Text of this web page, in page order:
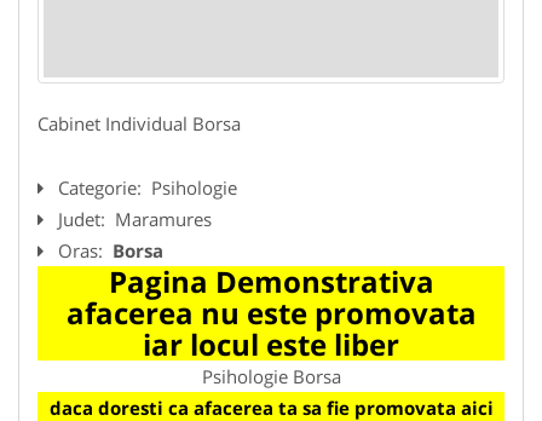
Cabinet Individual Borsa
Categorie: Psihologie
Judet: Maramures
Oras: Borsa
Pagina Demonstrativa
afacerea nu este promovata
iar locul este liber
Psihologie Borsa
daca doresti ca afacerea ta sa fie promovata aici